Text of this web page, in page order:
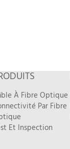
À Fibre Optique
Par Fibre
Et Inspection